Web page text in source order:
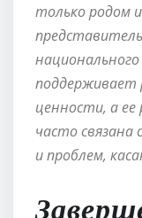
только родом
поддерживает
ценности, а
часто
и проблем,